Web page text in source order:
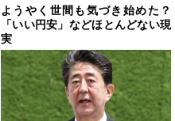
ようやく世間も気づき始めた？
「いい円安」などほとんどない現
実